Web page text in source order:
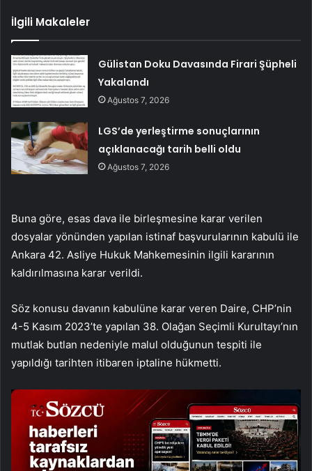
İlgili Makaleler
Gülistan Doku Davasında Firari Şüpheli
Yakalandı
Ağustos 7, 2026
LGS’de yerleştirme sonuçlarının
açıklanacağı tarih belli oldu
Ağustos 7, 2026
Buna göre, esas dava ile birleşmesine karar verilen
dosyalar yönünden yapılan istinaf başvurularının kabulü ile
Ankara 42. Asliye Hukuk Mahkemesinin ilgili kararının
kaldırılmasına karar verildi.
Söz konusu davanın kabulüne karar veren Daire, CHP’nin
4-5 Kasım 2023’te yapılan 38. Olağan Seçimli Kurultayı’nın
mutlak butlan nedeniyle malul olduğunun tespiti ile
yapıldığı tarihten itibaren iptaline hükmetti.